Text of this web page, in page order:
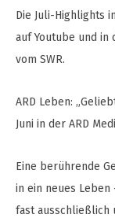
Die Juli-Highlights
auf Youtube und in
vom SWR.
ARD Leben:
Juni in der ARD
Eine berührende
in ein neues Leben
fast ausschließlich